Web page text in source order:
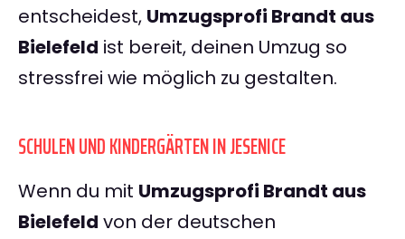
entscheidest, Umzugsprofi Brandt aus
Bielefeld ist bereit, deinen Umzug so
stressfrei wie möglich zu gestalten.
SCHULEN UND KINDERGÄRTEN IN JESENICE
Wenn du mit Umzugsprofi Brandt aus
Bielefeld von der deutschen